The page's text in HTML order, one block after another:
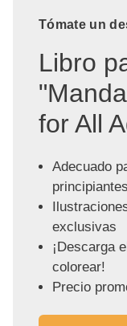
Tómate un
Libro
for All
Adecuado
exclusivas
¡Descarga
colorear!
Precio